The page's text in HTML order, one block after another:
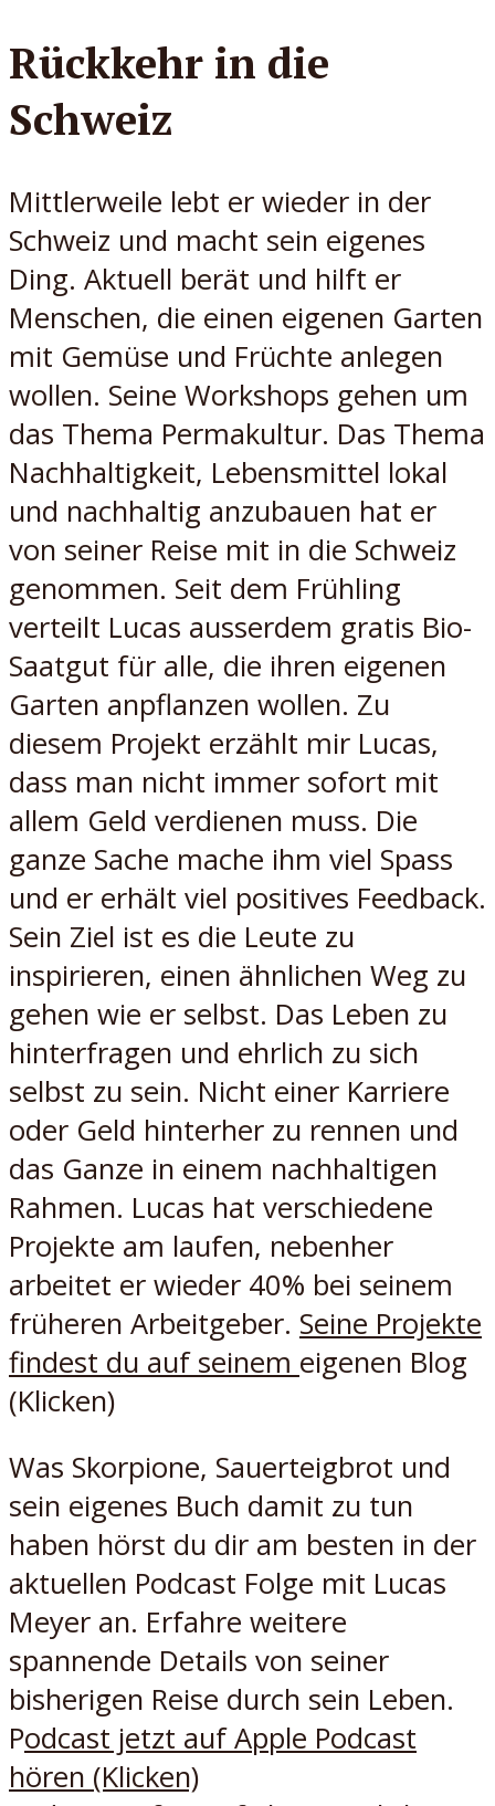
Rückkehr in die
Schweiz
Mittlerweile lebt er wieder in der
Schweiz und macht sein eigenes
Ding. Aktuell berät und hilft er
Menschen, die einen eigenen Garten
mit Gemüse und Früchte anlegen
wollen. Seine Workshops gehen um
das Thema Permakultur. Das Thema
Nachhaltigkeit, Lebensmittel lokal
und nachhaltig anzubauen hat er
von seiner Reise mit in die Schweiz
genommen. Seit dem Frühling
verteilt Lucas ausserdem gratis Bio-
Saatgut für alle, die ihren eigenen
Garten anpflanzen wollen. Zu
diesem Projekt erzählt mir Lucas,
dass man nicht immer sofort mit
allem Geld verdienen muss. Die
ganze Sache mache ihm viel Spass
und er erhält viel positives Feedback.
Sein Ziel ist es die Leute zu
inspirieren, einen ähnlichen Weg zu
gehen wie er selbst. Das Leben zu
hinterfragen und ehrlich zu sich
selbst zu sein. Nicht einer Karriere
oder Geld hinterher zu rennen und
das Ganze in einem nachhaltigen
Rahmen. Lucas hat verschiedene
Projekte am laufen, nebenher
arbeitet er wieder 40% bei seinem
früheren Arbeitgeber. Seine Projekte
findest du auf seinem eigenen Blog
(Klicken)
Was Skorpione, Sauerteigbrot und
sein eigenes Buch damit zu tun
haben hörst du dir am besten in der
aktuellen Podcast Folge mit Lucas
Meyer an. Erfahre weitere
spannende Details von seiner
bisherigen Reise durch sein Leben.
Podcast jetzt auf Apple Podcast
hören (Klicken)